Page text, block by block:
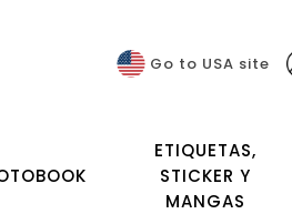
Go to USA site
ETIQUETAS,
STICKER Y
MANGAS